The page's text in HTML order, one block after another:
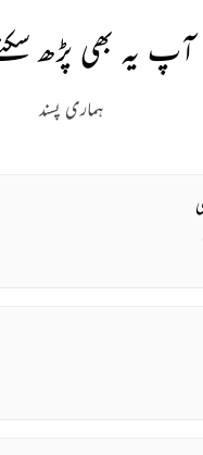
آپ یہ بھی پڑھ
ہماری پسند